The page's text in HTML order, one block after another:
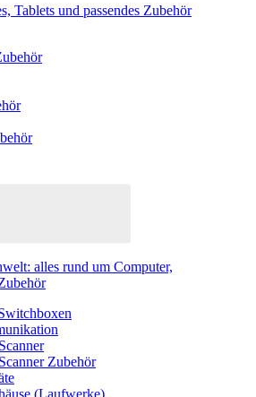
Tablets und passendes Zubehör
alles rund um Computer,
Zubehör
(Laufwerke)